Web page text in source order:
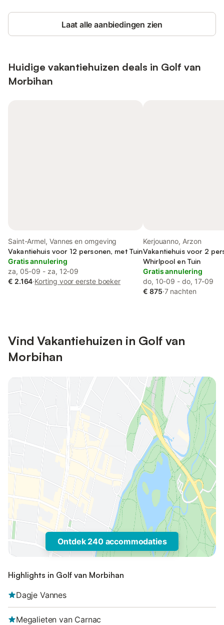
Laat alle aanbiedingen zien
Huidige vakantiehuizen deals in Golf van
Morbihan
Saint-Armel, Vannes en omgeving
Vakantiehuis voor 12 personen, met Tuin
Gratis annulering
za, 05-09 - za, 12-09
€ 2.164·Korting voor eerste boeker
Kerjouanno, Arzon
Vakantiehuis voor 2
Whirlpool en Tuin
Gratis annulering
do, 10-09 - do, 17-09
€ 875·7 nachten
Vind Vakantiehuizen in Golf van
Morbihan
Ontdek 240 accommodaties
Highlights in Golf van Morbihan
Dagje Vannes
Megalieten van Carnac